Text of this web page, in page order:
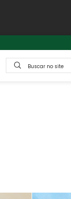
Buscar no site